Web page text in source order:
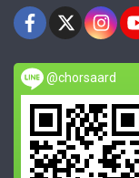
@chorsaard